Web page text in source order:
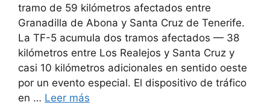
tramo de 59 kilómetros afectados entre
Granadilla de Abona y Santa Cruz de Tenerife.
La TF-5 acumula dos tramos afectados — 38
kilómetros entre Los Realejos y Santa Cruz y
casi 10 kilómetros adicionales en sentido oeste
por un evento especial. El dispositivo de tráfico
en … Leer más